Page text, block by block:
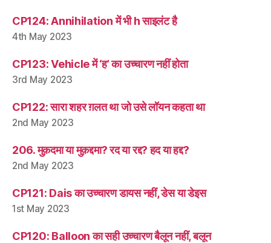
CP124: Annihilation में भी h साइलंट है
4th May 2023
CP123: Vehicle में ‘ह’ का उच्चारण नहीं होता
3rd May 2023
CP122: सारा शहर ग़लत था जो उसे लॉयन कहता था
2nd May 2023
206. मुक़दमा या मुक़द्दमा? रद या रद्द? हद या हद्द?
2nd May 2023
CP121: Dais का उच्चारण डायस नहीं, डेस या डेइस
1st May 2023
CP120: Balloon का सही उच्चारण बैलून नहीं, बलून